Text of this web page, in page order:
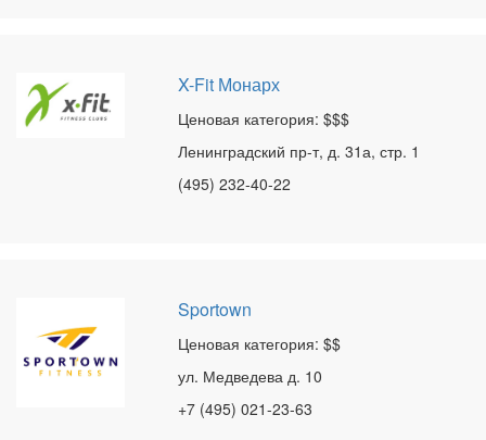
X-Fit Монарх
Ценовая категория: $$$
Ленинградский пр-т, д. 31а, стр. 1
(495) 232-40-22
Sportown
Ценовая категория: $$
ул. Медведева д. 10
+7 (495) 021-23-63